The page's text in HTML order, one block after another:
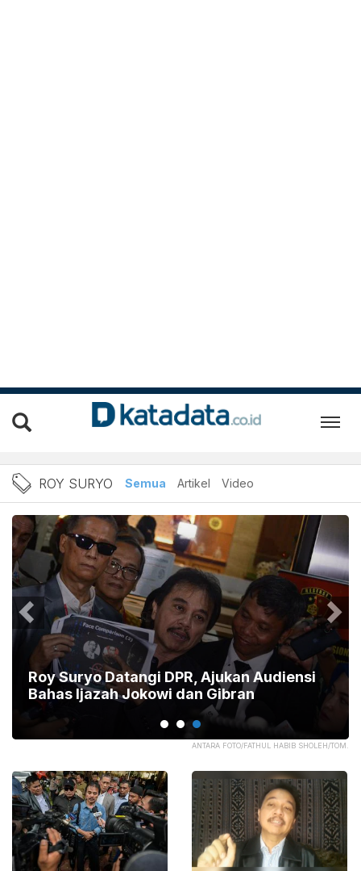
Berita Roy Suryo
ROY SURYO Semua Artikel Video
ANTARA FOTO/FATHUL HABIB SHOLEH/TOM.
Roy Suryo Datangi DPR, Ajukan Audiensi
Bahas Ijazah Jokowi dan Gibran